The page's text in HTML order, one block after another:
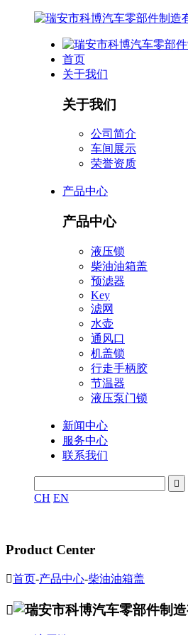
首页
关于我们
关于我们
公司简介
车间展示
荣誉资质
产品中心
产品中心
液压锁
柴油油箱盖
预滤器
Key
滤网
水壶
通风口
机盖锁
行走手柄胶
节温器
液压泵门锁
新闻中心
服务中心
联系我们

CH EN
Product Center
首页-产品中心-柴油油箱盖
